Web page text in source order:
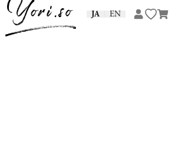
JA EN